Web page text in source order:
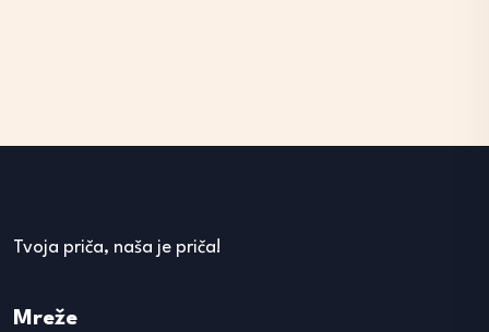
Tvoja priča, naša je priča!
Mreže